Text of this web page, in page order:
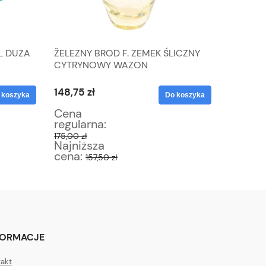
DUŻA
koszyka
ŽELEZNY BROD F. ZEMEK ŚLICZNY
CYTRYNOWY WAZON
148,75 zł
Cena
regularna:
175,00 zł
Najniższa
cena: 157,50 zł
Do koszyka